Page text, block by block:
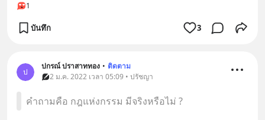
1
บันทึก 3
ป
ปกรณ์ ปราสาททอง • ติดตาม
2 ม.ค. 2022 เวลา 05:09 • ปรัชญา
คำถามคือ กฎแห่งกรรม มีจริงหรือไม่ ?